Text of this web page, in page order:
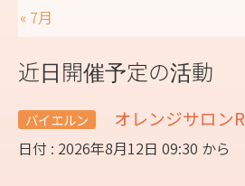
« 7月
近日開催予定の活動
バイエルン オレンジサロンR
日付 : 2026年8月12日 09:30 から